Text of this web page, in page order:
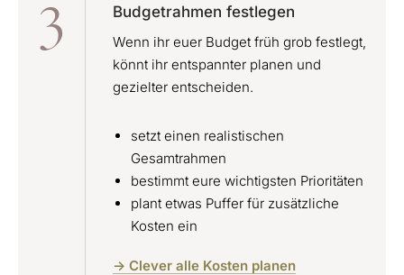
3 Budgetrahmen festlegen
Wenn ihr euer Budget früh grob festlegt,
könnt ihr entspannter planen und
gezielter entscheiden.
setzt einen realistischen
Gesamtrahmen
bestimmt eure wichtigsten Prioritäten
plant etwas Puffer für zusätzliche
Kosten ein
-> Clever alle Kosten planen